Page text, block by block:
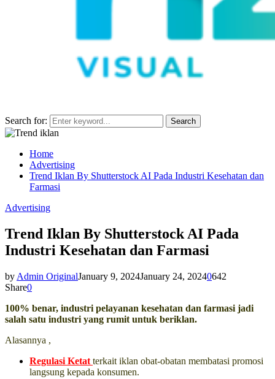
Search for: Search
Home
Advertising
Trend Iklan By Shutterstock AI Pada Industri Kesehatan dan
Farmasi
Advertising
Trend Iklan By Shutterstock AI Pada
Industri Kesehatan dan Farmasi
by Admin OriginalJanuary 9, 2024January 24, 20240642
Share0
100% benar, industri pelayanan kesehatan dan farmasi jadi
salah satu industri yang rumit untuk beriklan.
Alasannya ,
Regulasi Ketat terkait iklan obat-obatan membatasi promosi
langsung kepada konsumen.